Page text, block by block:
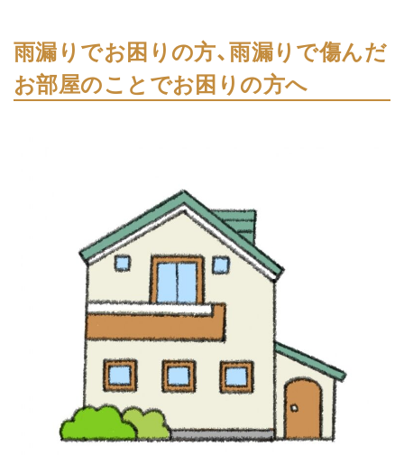
雨漏りでお困りの方、雨漏りで傷んだ
お部屋のことでお困りの方へ